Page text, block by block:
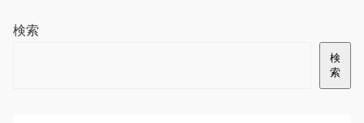
検索
検
索